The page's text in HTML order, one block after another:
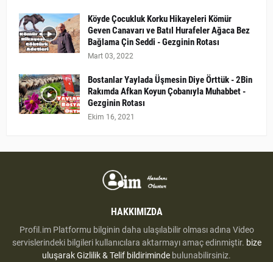
Köyde Çocukluk Korku Hikayeleri Kömür
Geven Canavarı ve Batıl Hurafeler Ağaca Bez
Bağlama Çin Seddi - Gezginin Rotası
Mart 03, 2022
Bostanlar Yaylada Üşmesin Diye Örttük - 2Bin
Rakımda Afkan Koyun Çobanıyla Muhabbet -
Gezginin Rotası
Ekim 16, 2021
HAKKIMIZDA
Profil.im Platformu bilginin daha ulaşılabilir olması adına Video
servislerindeki bilgileri kullanıcılara aktarmayı amaç edinmiştir. bize
uluşarakGizlilik & Telif bildiriminde bulunabilirsiniz.